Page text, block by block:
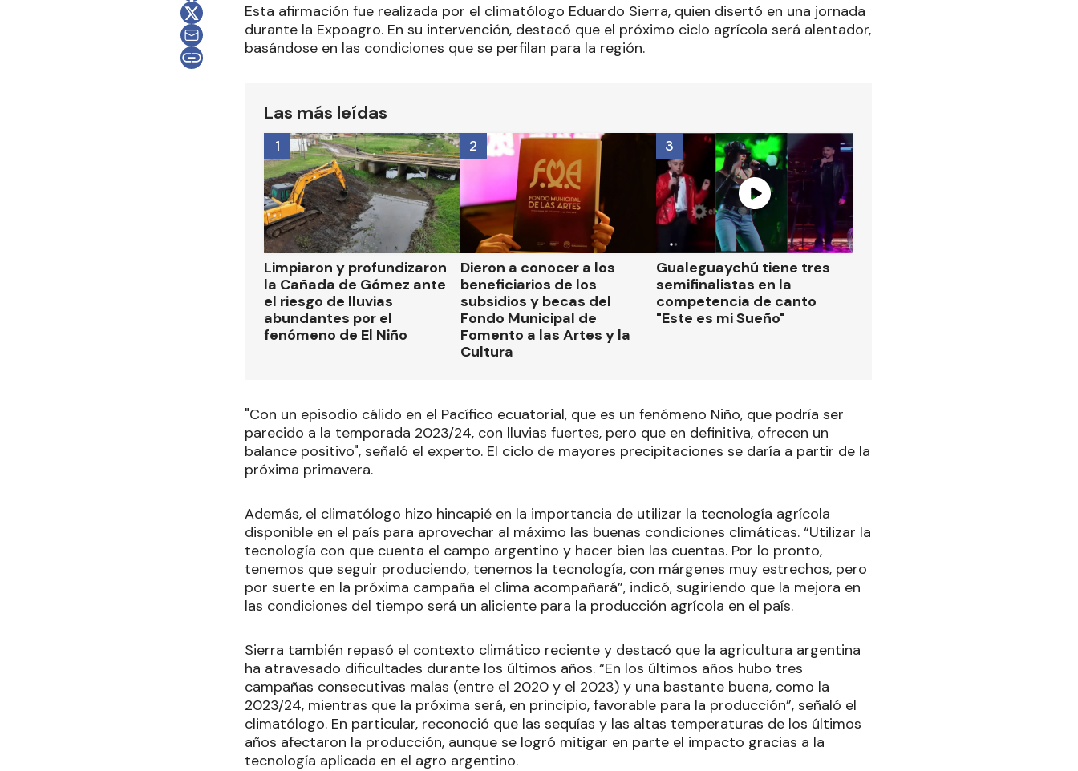
Esta afirmación fue realizada por el climatólogo Eduardo Sierra, quien disertó en una jornada
durante la Expoagro. En su intervención, destacó que el próximo ciclo agrícola será alentador,
basándose en las condiciones que se perfilan para la región.
Las más leídas
Limpiaron y profundizaron
la Cañada de Gómez ante
el riesgo de lluvias
abundantes por el
fenómeno de El Niño
1
Dieron a conocer a los
beneficiarios de los
subsidios y becas del
Fondo Municipal de
Fomento a las Artes y la
Cultura
2
Gualeguaychú tiene tres
semifinalistas en la
competencia de canto
"Este es mi Sueño"
3
"Con un episodio cálido en el Pacífico ecuatorial, que es un fenómeno Niño, que podría ser
parecido a la temporada 2023/24, con lluvias fuertes, pero que en definitiva, ofrecen un
balance positivo", señaló el experto. El ciclo de mayores precipitaciones se daría a partir de la
próxima primavera.
Además, el climatólogo hizo hincapié en la importancia de utilizar la tecnología agrícola
disponible en el país para aprovechar al máximo las buenas condiciones climáticas. “Utilizar la
tecnología con que cuenta el campo argentino y hacer bien las cuentas. Por lo pronto,
tenemos que seguir produciendo, tenemos la tecnología, con márgenes muy estrechos, pero
por suerte en la próxima campaña el clima acompañará”, indicó, sugiriendo que la mejora en
las condiciones del tiempo será un aliciente para la producción agrícola en el país.
Sierra también repasó el contexto climático reciente y destacó que la agricultura argentina
ha atravesado dificultades durante los últimos años. “En los últimos años hubo tres
campañas consecutivas malas (entre el 2020 y el 2023) y una bastante buena, como la
2023/24, mientras que la próxima será, en principio, favorable para la producción”, señaló el
climatólogo. En particular, reconoció que las sequías y las altas temperaturas de los últimos
años afectaron la producción, aunque se logró mitigar en parte el impacto gracias a la
tecnología aplicada en el agro argentino.